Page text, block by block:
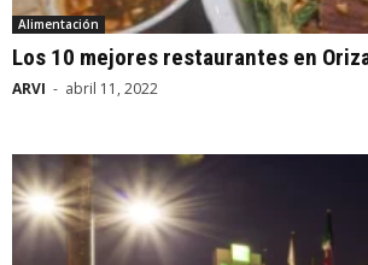
Alimentación
Los 10 mejores restaurantes en
ARVI - abril 11, 2022